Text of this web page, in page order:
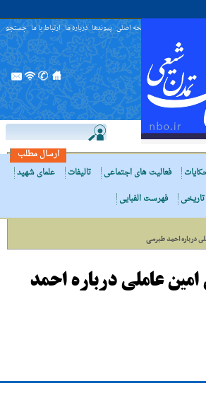
صفحه اصلی پیوندها درباره ما ارتباط با ما جستجو
ارسال مطلب
فعالیت های اجتماعی تالیفات
علمای شهید
فهرست الفبایی
درباره احمد طبرسی
عاملى درباره احمد